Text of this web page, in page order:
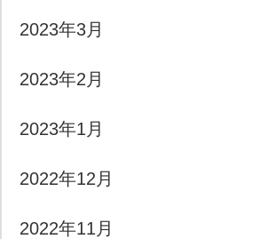
2023年3月
2023年2月
2023年1月
2022年12月
2022年11月